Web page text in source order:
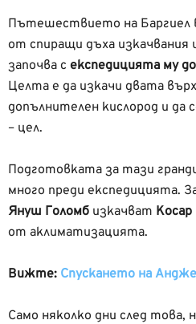
Пътешествието на Баргиел
от спиращи дъха изкачвания
започва с експедицията му
Целта е да изкачи двата
допълнителен кислород и да
– цел.
Подготовката за тази
много преди експедицията.
Януш Голомб изкачват
от аклиматизацията.
Вижте: Спускането на
Само няколко дни след това,